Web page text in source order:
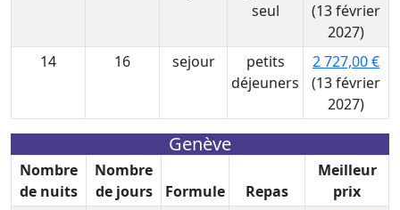
seul
(13 février
2027)
14
16 sejour
petits
déjeuners
2 727,00 €
(13 février
2027)
Genève
Nombre
de nuits
Nombre
de jours
Formule Repas
Meilleur
prix